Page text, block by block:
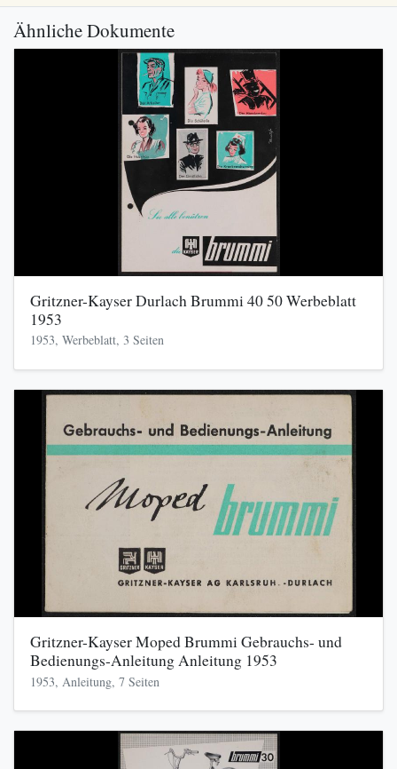
Ähnliche Dokumente
Gritzner-Kayser Durlach Brummi 40 50 Werbeblatt
1953
1953, Werbeblatt, 3 Seiten
Gritzner-Kayser Moped Brummi Gebrauchs- und
Bedienungs-Anleitung Anleitung 1953
1953, Anleitung, 7 Seiten